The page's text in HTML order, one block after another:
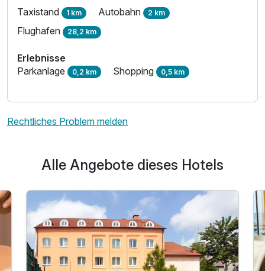
Taxistand 1 km Autobahn 2 km
Flughafen 28,2 km
Erlebnisse
Parkanlage 0,2 km Shopping 0,5 km
Rechtliches Problem melden
Alle Angebote dieses Hotels